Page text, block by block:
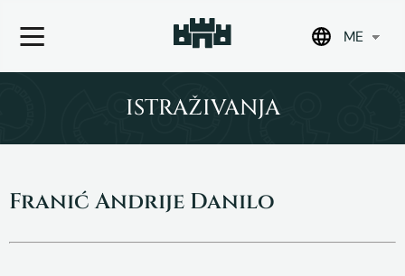
ME
ISTRAŽIVANJA
Franić Andrije Danilo